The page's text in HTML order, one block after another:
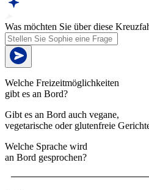
Was möchten Sie über diese
Welche Freizeitmöglichkeiten
gibt es an Bord?
Gibt es an Bord auch vegane,
vegetarische oder glutenfreie
Welche Sprache wird
an Bord gesprochen?